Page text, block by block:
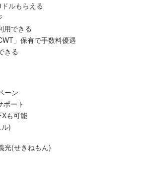
ルもらえる
用できる
」保有で手数料優遇
きる
ーン
ポート
も可能
)
光(せきねもん)